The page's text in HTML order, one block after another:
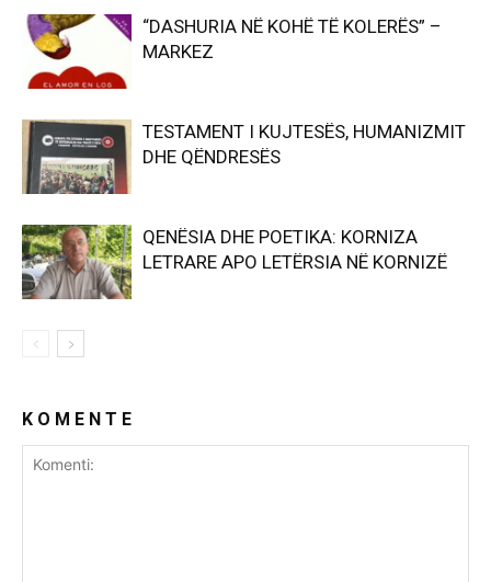
“DASHURIA NË KOHË TË KOLERËS” –
MARKEZ
TESTAMENT I KUJTESËS, HUMANIZMIT
DHE QËNDRESËS
QENËSIA DHE POETIKA: KORNIZA
LETRARE APO LETËRSIA NË KORNIZË
K O M E N T E